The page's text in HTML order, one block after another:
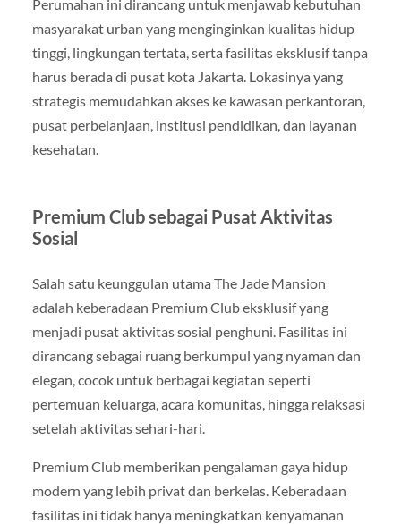
Perumahan ini dirancang untuk menjawab kebutuhan
masyarakat urban yang menginginkan kualitas hidup
tinggi, lingkungan tertata, serta fasilitas eksklusif tanpa
harus berada di pusat kota Jakarta. Lokasinya yang
strategis memudahkan akses ke kawasan perkantoran,
pusat perbelanjaan, institusi pendidikan, dan layanan
kesehatan.
Premium Club sebagai Pusat Aktivitas
Sosial
Salah satu keunggulan utama The Jade Mansion
adalah keberadaan Premium Club eksklusif yang
menjadi pusat aktivitas sosial penghuni. Fasilitas ini
dirancang sebagai ruang berkumpul yang nyaman dan
elegan, cocok untuk berbagai kegiatan seperti
pertemuan keluarga, acara komunitas, hingga relaksasi
setelah aktivitas sehari-hari.
Premium Club memberikan pengalaman gaya hidup
modern yang lebih privat dan berkelas. Keberadaan
fasilitas ini tidak hanya meningkatkan kenyamanan